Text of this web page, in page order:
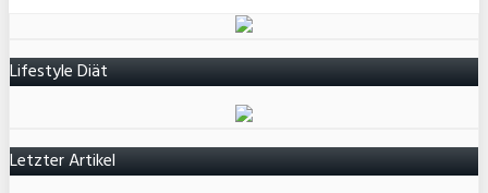
Lifestyle Diät
Letzter Artikel